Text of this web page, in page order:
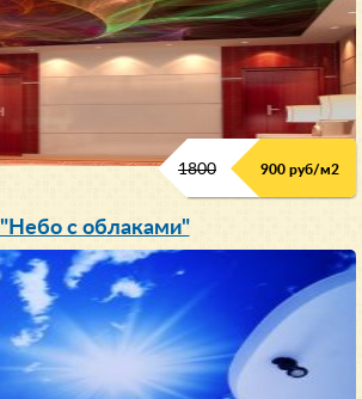
1800 900 руб/м2
"Небо с облаками"